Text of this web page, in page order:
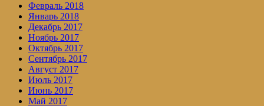
Февраль 2018
Январь 2018
Декабрь 2017
Ноябрь 2017
Октябрь 2017
Сентябрь 2017
Август 2017
Июль 2017
Июнь 2017
Май 2017